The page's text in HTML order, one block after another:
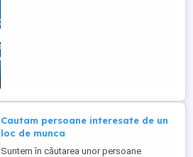
Cautam persoane interesate de un
loc de munca
Suntem în căutarea unor persoane